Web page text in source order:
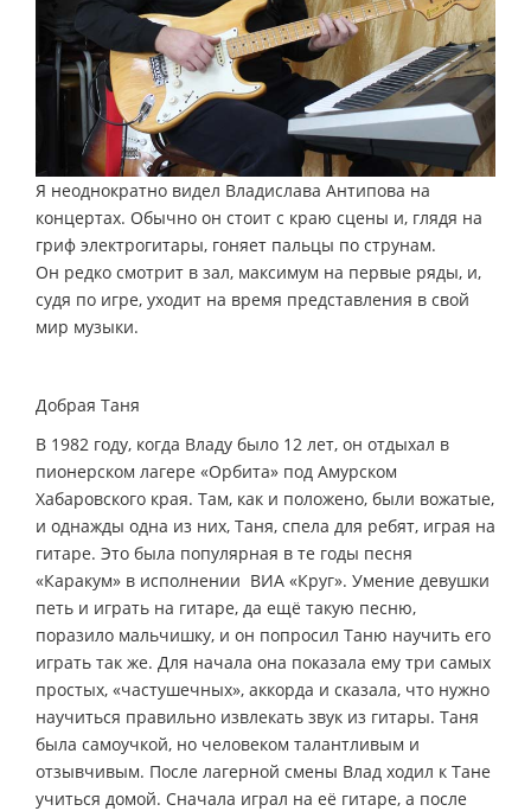
Я неоднократно видел Владислава Антипова на
концертах. Обычно он стоит с краю сцены и, глядя на
гриф электрогитары, гоняет пальцы по струнам.
Он редко смотрит в зал, максимум на первые ряды, и,
судя по игре, уходит на время представления в свой
мир музыки.
Добрая Таня
В 1982 году, когда Владу было 12 лет, он отдыхал в
пионерском лагере «Орбита» под Амурском
Хабаровского края. Там, как и положено, были вожатые,
и однажды одна из них, Таня, спела для ребят, играя на
гитаре. Это была популярная в те годы песня
«Каракум» в исполнении ВИА «Круг». Умение девушки
петь и играть на гитаре, да ещё такую песню,
поразило мальчишку, и он попросил Таню научить его
играть так же. Для начала она показала ему три самых
простых, «частушечных», аккорда и сказала, что нужно
научиться правильно извлекать звук из гитары. Таня
была самоучкой, но человеком талантливым и
отзывчивым. После лагерной смены Влад ходил к Тане
учиться домой. Сначала играл на её гитаре, а после